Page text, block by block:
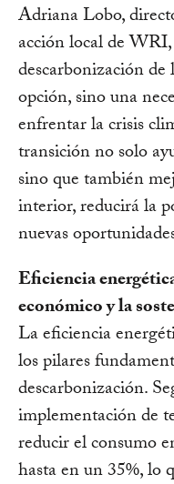
Adriana Lobo,
acción local de
descarbonización
opción, sino una
enfrentar la crisis
transición no solo
sino que también
interior, reducirá la
nuevas
Eficiencia
económico y la
La eficiencia
los pilares
descarbonización.
implementación de
reducir el consumo
hasta en un 35%, lo